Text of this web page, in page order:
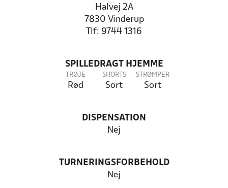
Halvej 2A
7830 Vinderup
Tlf: 9744 1316
SPILLEDRAGT HJEMME
TRØJE
Rød
SHORTS
Sort
STRØMPER
Sort
DISPENSATION
Nej
TURNERINGSFORBEHOLD
Nej